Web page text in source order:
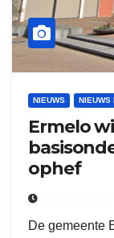
NIEUWS NIEUWS
Ermelo
ophef
De gemeente